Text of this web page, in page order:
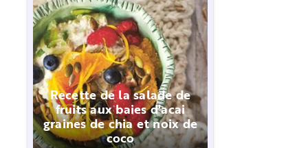
Recette de la salade de
fruits aux baies d'acai
graines de chia et noix de
coco